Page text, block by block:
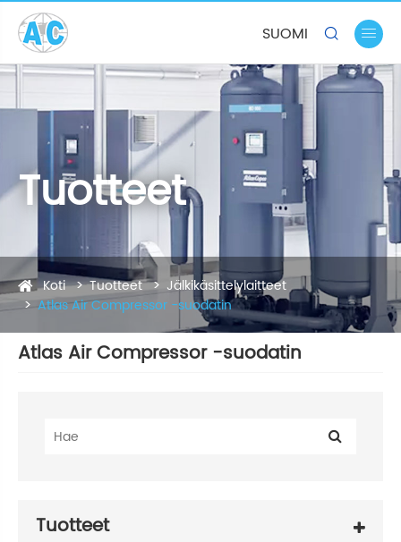
SUOMI  
Tuotteet
Koti Tuotteet
Jälkikäsittelylaitteet
Atlas Air Compressor -suodatin
Atlas Air Compressor -suodatin
Tuotteet